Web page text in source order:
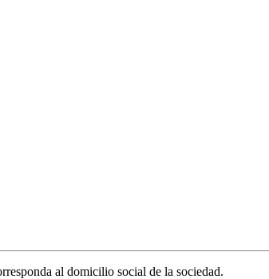
al domicilio social de la sociedad.